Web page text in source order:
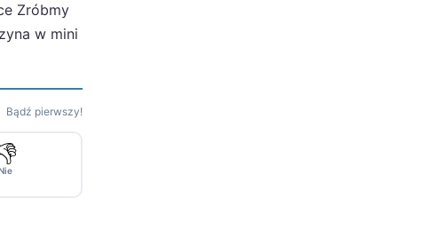
Zróbmy
w mini
Bądź pierwszy!